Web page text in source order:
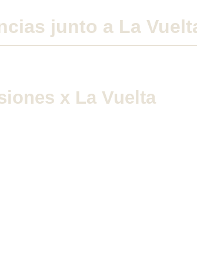
junto a La
x La Vuelta